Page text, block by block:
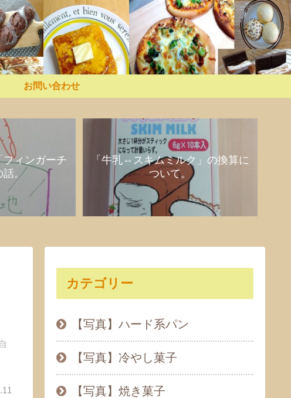
お問い合わせ
フィンガーチ
話。
「牛乳⇔スキムミルク」の換算に
ついて。
カテゴリー
【写真】ハード系パン
【写真】冷やし菓子
【写真】焼き菓子